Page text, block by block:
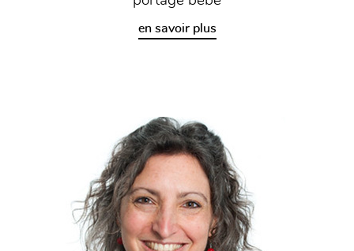
en savoir plus